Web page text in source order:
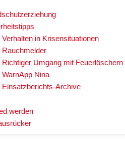
Verhalten in Krisensituationen
Rauchmelder
Richtiger Umgang mit Feuerlöschern
WarnApp Nina
Einsatzberichts-Archive
werden